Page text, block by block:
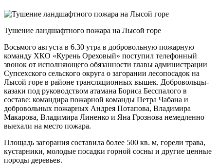
Тушение ландшафтного пожара на Лысой горе
Восьмого августа в 6.30 утра в добровольную пожарную
команду ХКО «Курень Ореховый» поступил телефонный
звонок от исполняющего обязанности главы администрации
Супсехского сельского округа о загорании лесопосадок на
Лысой горе в районе трансляционных вышек. Добровольцы-
казаки под руководством атамана Бориса Бесспалого в
составе: командира пожарной команды Петра Чабана и
добровольных пожарных Андрея Потапова, Владимира
Макарова, Владимира Линенко и Яна Грознова немедленно
выехали на место пожара.
Площадь загорания составила более 500 кв. м, горели трава,
кустарники, молодые посадки горной сосны и другие ценные
породы деревьев.